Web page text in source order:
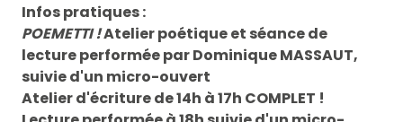
Infos pratiques :
POEMETTI !Atelier poétique et séance de
lecture performée par Dominique MASSAUT,
suivie d'un micro-ouvert
Atelier d'écriture de 14h à 17h COMPLET !